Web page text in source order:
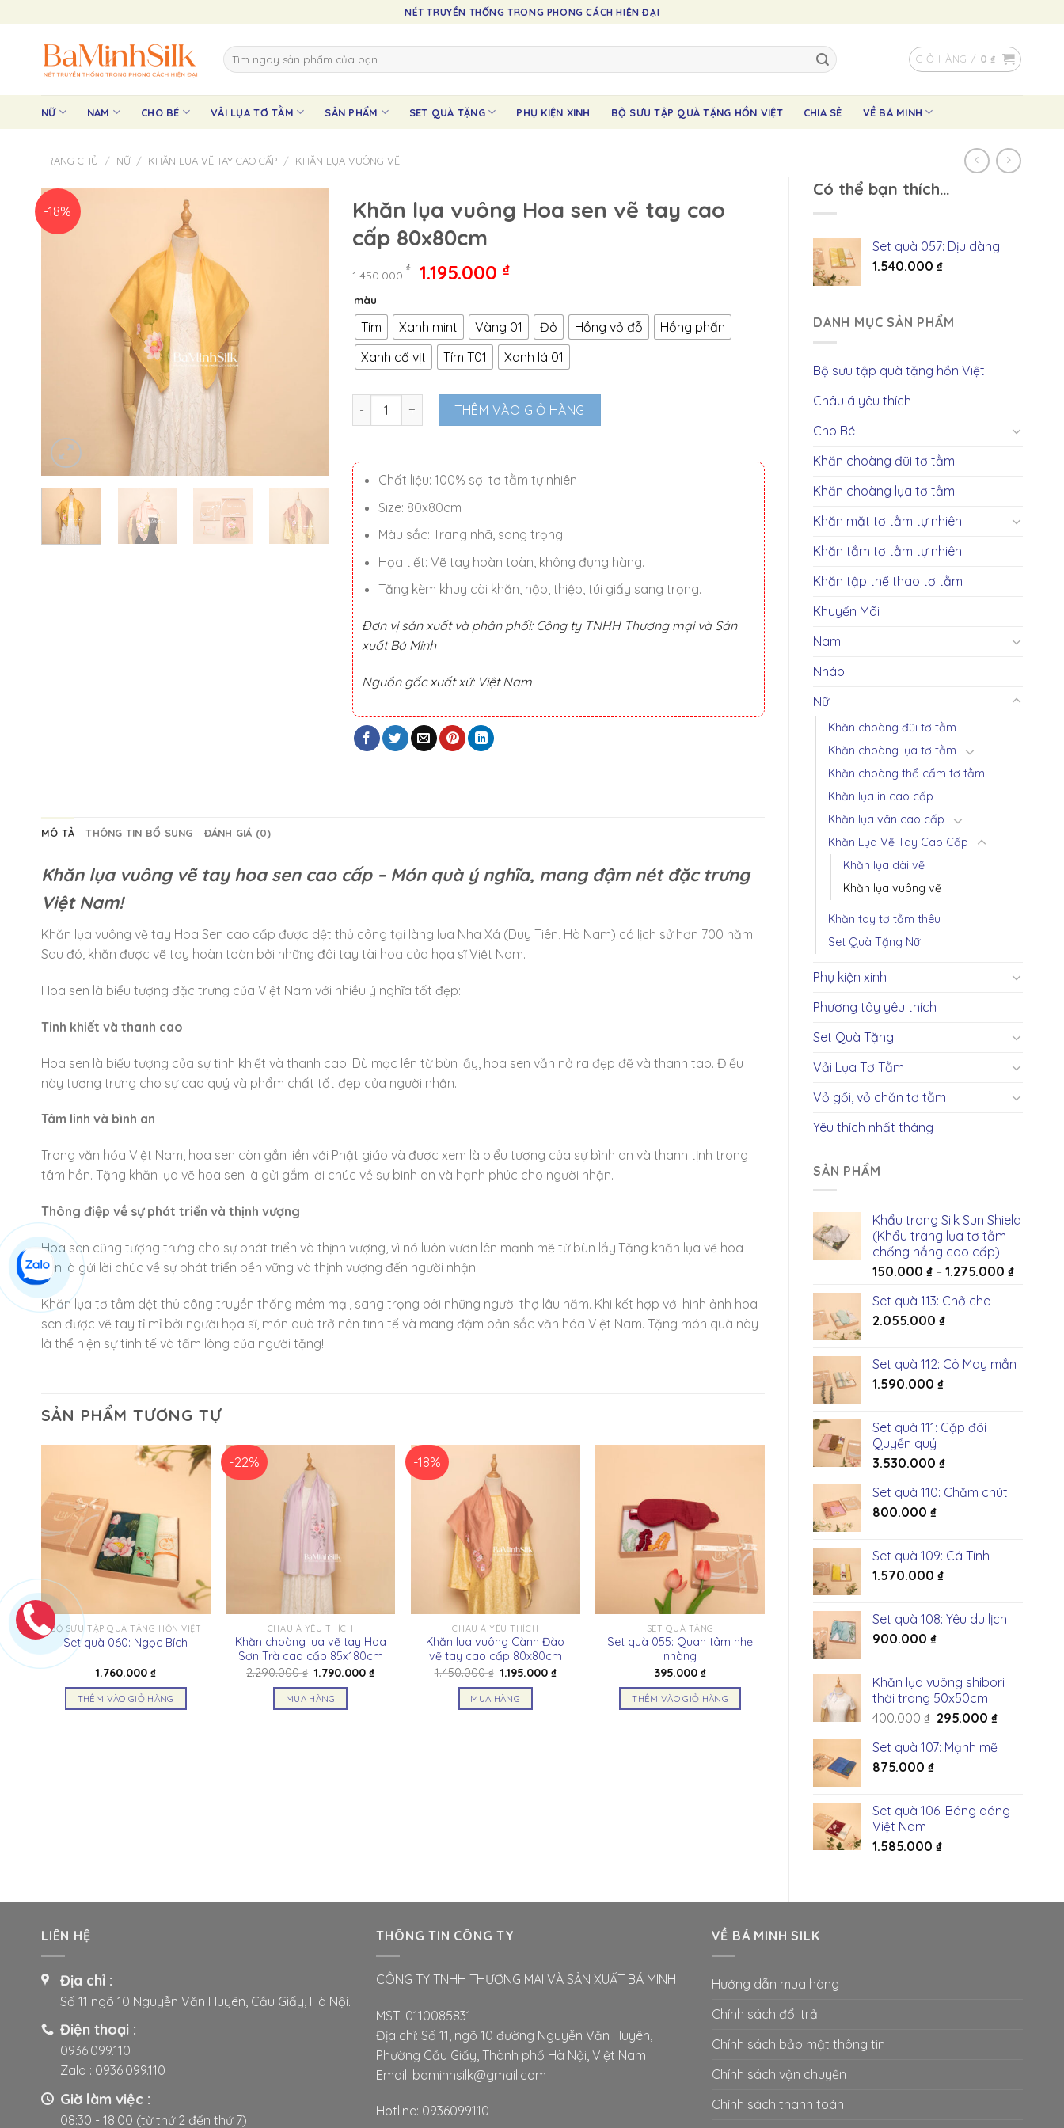
to
content
NÉT TRUYỀN THỐNG TRONG PHONG CÁCH HIỆN ĐẠI
Tìm
kiếm:
GIỎ HÀNG / 0₫
NỮ NAM CHO BÉ VẢI LỤA TƠ TẰM SẢN PHẨM SET QUÀ TẶNG PHỤ KIỆN XINH BỘ SƯU TẬP QUÀ TẶNG HỒN VIỆT CHIA SẺ VỀ BÁ MINH
TRANG CHỦ / NỮ / KHĂN LỤA VẼ TAY CAO CẤP / KHĂN LỤA VUÔNG VẼ
Có thể bạn thích…
Set quà 057: Dịu dàng
1.540.000 ₫
DANH MỤC SẢN PHẨM
Bộ sưu tập quà tặng hồn Việt
Châu á yêu thích
Cho Bé
Khăn choàng đũi tơ tằm
Khăn choàng lụa tơ tằm
Khăn mặt tơ tằm tự nhiên
Khăn tắm tơ tằm tự nhiên
Khăn tập thể thao tơ tằm
Khuyến Mãi
Nam
Nháp
Nữ
Khăn choàng đũi tơ tằm
Khăn choàng lụa tơ tằm
Khăn choàng thổ cẩm tơ tằm
Khăn lụa in cao cấp
Khăn lụa vân cao cấp
Khăn Lụa Vẽ Tay Cao Cấp
Khăn lụa dài vẽ
Khăn lụa vuông vẽ
Khăn tay tơ tằm thêu
Set Quà Tặng Nữ
Phụ kiện xinh
Phương tây yêu thích
Set Quà Tặng
Vải Lụa Tơ Tằm
Vỏ gối, vỏ chăn tơ tằm
Yêu thích nhất tháng
SẢN PHẨM
Khẩu trang Silk Sun Shield
(Khẩu trang lụa tơ tằm
chống nắng cao cấp)
150.000 ₫ – 1.275.000 ₫
Set quà 113: Chở che
2.055.000 ₫
Set quà 112: Cỏ May mắn
1.590.000 ₫
Set quà 111: Cặp đôi
Quyền quý
3.530.000 ₫
Set quà 110: Chăm chút
800.000 ₫
Set quà 109: Cá Tính
1.570.000 ₫
Set quà 108: Yêu du lịch
900.000 ₫
Khăn lụa vuông shibori
thời trang 50x50cm
400.000₫ Giá
là:
295.000 ₫Giá
tại
Set quà 107: Mạnh mẽ
875.000 ₫
Set quà 106: Bóng dáng
Việt Nam
1.585.000 ₫
-18%
Khăn lụa vuông Hoa sen vẽ tay cao
cấp 80x80cm
1.450.000
₫
Giá
là:
1.450.000 ₫.
1.195.000 ₫Giá
tại
là:
1.195.000 ₫.
màu
Tím Xanh mint Vàng 01 Đỏ Hồng vỏ đỗ
Hồng phấn
Xanh cổ vịt
Tím T01 Xanh lá 01
Khăn lụa vuông Hoa sen vẽ tay cao cấp 80x80cm số lượng
THÊM VÀO GIỎ HÀNG
Chất liệu: 100% sợi tơ tằm tự nhiên
Size: 80x80cm
Màu sắc: Trang nhã, sang trọng.
Họa tiết: Vẽ tay hoàn toàn, không đụng hàng.
Tặng kèm khuy cài khăn, hộp, thiệp, túi giấy sang trọng.
Đơn vị sản xuất và phân phối: Công ty TNHH Thương mại và Sản
xuất Bá Minh
Nguồn gốc xuất xứ: Việt Nam
MÔ TẢ THÔNG TIN BỔ SUNG ĐÁNH GIÁ (0)
Khăn lụa vuông vẽ tay hoa sen cao cấp – Món quà ý nghĩa, mang đậm nét đặc trưng
Việt Nam!
Khăn lụa vuông vẽ tay Hoa Sen cao cấp được dệt thủ công tại làng lụa Nha Xá (Duy Tiên, Hà Nam) có lịch sử hơn 700 năm.
Sau đó, khăn được vẽ tay hoàn toàn bởi những đôi tay tài hoa của họa sĩ Việt Nam.
Hoa sen là biểu tượng đặc trưng của Việt Nam với nhiều ý nghĩa tốt đẹp:
Tinh khiết và thanh cao
Hoa sen là biểu tượng của sự tinh khiết và thanh cao. Dù mọc lên từ bùn lầy, hoa sen vẫn nở ra đẹp đẽ và thanh tao. Điều
này tượng trưng cho sự cao quý và phẩm chất tốt đẹp của người nhận.
Tâm linh và bình an
Trong văn hóa Việt Nam, hoa sen còn gắn liền với Phật giáo và được xem là biểu tượng của sự bình an và thanh tịnh trong
tâm hồn. Tặng khăn lụa vẽ hoa sen là gửi gắm lời chúc về sự bình an và hạnh phúc cho người nhận.
Thông điệp về sự phát triển và thịnh vượng
Hoa sen cũng tượng trưng cho sự phát triển và thịnh vượng, vì nó luôn vươn lên mạnh mẽ từ bùn lầy.Tặng khăn lụa vẽ hoa
sen là gửi lời chúc về sự phát triển bền vững và thịnh vượng đến người nhận.
Khăn lụa tơ tằm dệt thủ công truyền thống mềm mại, sang trọng bởi những người thợ lâu năm. Khi kết hợp với hình ảnh hoa
sen được vẽ tay tỉ mỉ bởi người họa sĩ, món quà trở nên tinh tế và mang đậm bản sắc văn hóa Việt Nam. Tặng món quà này
là thể hiện sự tinh tế và tấm lòng của người tặng!
SẢN PHẨM TƯƠNG TỰ
BỘ SƯU TẬP QUÀ TẶNG HỒN VIỆT
Set quà 060: Ngọc Bích
1.760.000 ₫
THÊM VÀO GIỎ HÀNG
-22%
CHÂU Á YÊU THÍCH
Khăn choàng lụa vẽ tay Hoa
Sơn Trà cao cấp 85x180cm
2.290.000₫ Giá
là:
2.290.000 ₫.
1.790.000₫Giá
MUA HÀNG
có
sản
-18%
CHÂU Á YÊU THÍCH
Khăn lụa vuông Cành Đào
vẽ tay cao cấp 80x80cm
1.450.000₫ Giá
là:
1.450.000 ₫.
1.195.000 ₫Giá
MUA HÀNG
có
được
trên
phẩm
SET QUÀ TẶNG
Set quà 055: Quan tâm nhẹ
nhàng
395.000₫
THÊM VÀO GIỎ HÀNG
LIÊN HỆ
Địa chỉ :
Số 11 ngõ 10 Nguyễn Văn Huyên, Cầu Giấy, Hà Nội.
Điện thoại :
0936.099.110
Zalo : 0936.099.110
Giờ làm việc :
08:30 - 18:00 (từ thứ 2 đến thứ 7)
THÔNG TIN CÔNG TY
CÔNG TY TNHH THƯƠNG MAI VÀ SẢN XUẤT BÁ MINH
MST: 0110085831
Địa chỉ: Số 11, ngõ 10 đường Nguyễn Văn Huyên,
Phường Cầu Giấy, Thành phố Hà Nội, Việt Nam
Email: baminhsilk@gmail.com
Hotline: 0936099110
VỀ BÁ MINH SILK
Hướng dẫn mua hàng
Chính sách đổi trả
Chính sách bảo mật thông tin
Chính sách vận chuyển
Chính sách thanh toán